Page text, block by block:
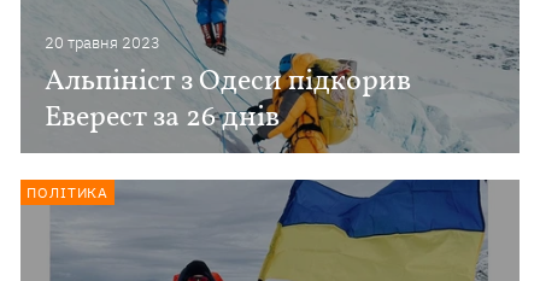
20 травня 2023
Альпініст з Одеси підкорив
Еверест за 26 днів
ПОЛІТИКА